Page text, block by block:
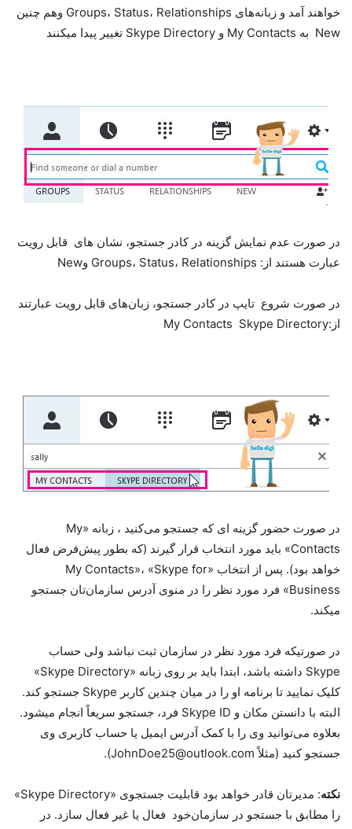
خواهند آمد و زبانه‌های Groups، Status، Relationships وهم چنین
New به My Contacts و Skype Directory تغییر پیدا میکنند
در صورت عدم نمایش گزینه در کادر جستجو، نشان های قابل رویت
عبارت هستند از: Groups، Status، Relationships وNew
در صورت شروع تایپ در کادر جستجو، زبان‌های قابل رویت عبارتند
از:My Contacts Skype Directory
در صورت حضور گزینه ای که جستجو می‌کنید ، زبانه «My
Contacts» باید مورد انتخاب قرار گیرند (که بطور پیش‌فرض فعال
خواهد بود). پس از انتخاب «My Contacts»، «Skype for
Business» فرد مورد نظر را در منوی آدرس سازمان‌تان جستجو
میکند.
در صورتیکه فرد مورد نظر در سازمان ثبت نباشد ولی حساب
Skype داشته باشد، ابتدا باید بر روی زبانه «Skype Directory»
کلیک نمایید تا برنامه او را در میان چندین کاربر Skype جستجو کند.
البته با دانستن مکان و Skype ID فرد، جستجو سریعاً انجام میشود.
بعلاوه می‌توانید وی را با کمک آدرس ایمیل یا حساب کاربری وی
جستجو کنید (مثلاً JohnDoe25@outlook.com).
نکته
: مدیرتان قادر خواهد بود قابلیت جستجوی «Skype Directory»
را مطابق با جستجو در سازمان‌خود فعال یا غیر فعال سازد. در